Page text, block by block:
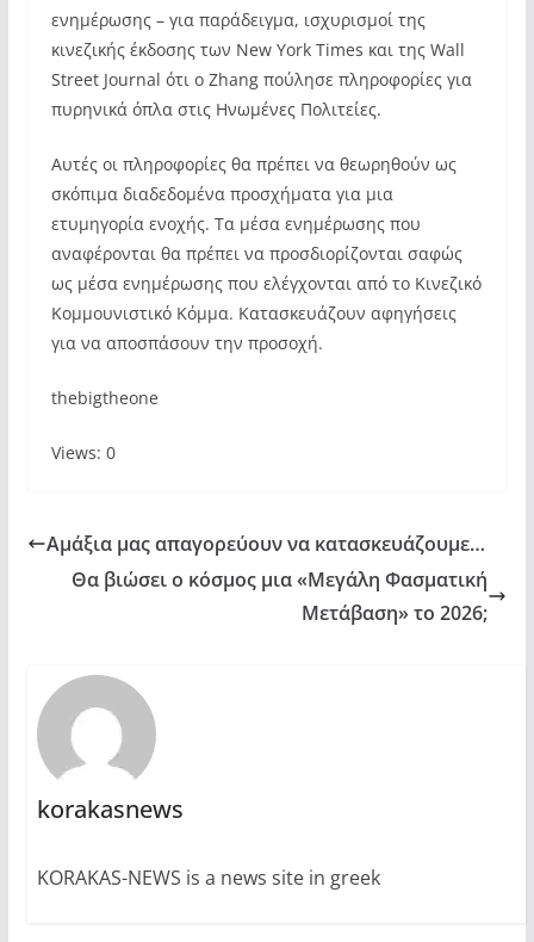
ενημέρωσης – για παράδειγμα, ισχυρισμοί της
κινεζικής έκδοσης των New York Times και της Wall
Street Journal ότι ο Zhang πούλησε πληροφορίες για
πυρηνικά όπλα στις Ηνωμένες Πολιτείες.
Αυτές οι πληροφορίες θα πρέπει να θεωρηθούν ως
σκόπιμα διαδεδομένα προσχήματα για μια
ετυμηγορία ενοχής. Τα μέσα ενημέρωσης που
αναφέρονται θα πρέπει να προσδιορίζονται σαφώς
ως μέσα ενημέρωσης που ελέγχονται από το Κινεζικό
Κομμουνιστικό Κόμμα. Κατασκευάζουν αφηγήσεις
για να αποσπάσουν την προσοχή.
thebigtheone
Views: 0
Αμάξια μας απαγορεύουν να κατασκευάζουμε…
Θα βιώσει ο κόσμος μια «Μεγάλη Φασματική
Μετάβαση» το 2026;
korakasnews
KORAKAS-NEWS is a news site in greek